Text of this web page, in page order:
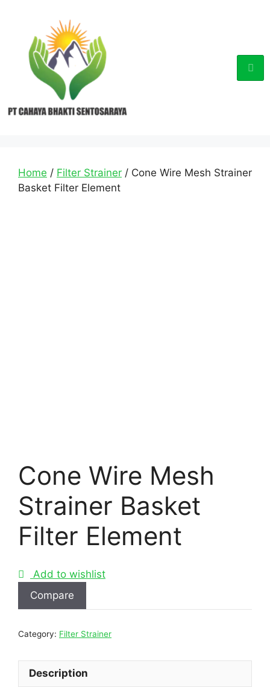
Home / Filter Strainer / Cone Wire Mesh Strainer
Basket Filter Element
Cone Wire Mesh
Strainer Basket
Filter Element
Add to wishlist
Compare
Category: Filter Strainer
Description